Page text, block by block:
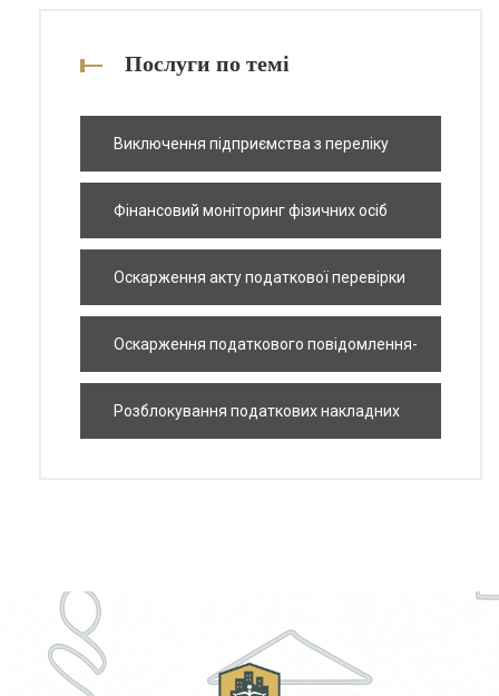
Послуги по темі
Виключення підприємства з переліку
Фінансовий моніторинг фізичних осіб
Оскарження акту податкової перевірки
Оскарження податкового повідомлення-
рішення
Розблокування податкових накладних